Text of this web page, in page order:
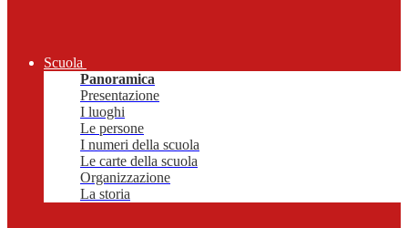
Scuola
Panoramica
Presentazione
I luoghi
Le persone
I numeri della scuola
Le carte della scuola
Organizzazione
La storia